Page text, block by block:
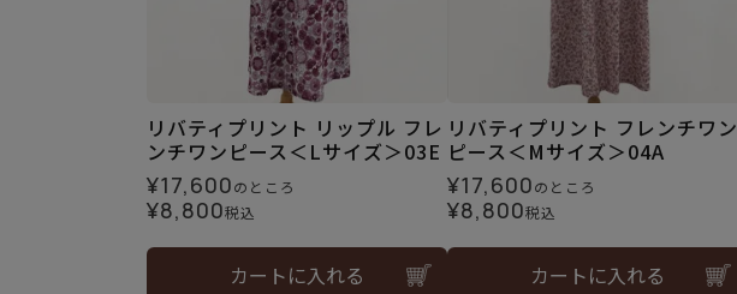
リバティプリント リップル フレ
ンチワンピース＜Lサイズ＞03E
¥17,600のところ
¥8,800税込
カートに入れる
リバティプリント フレンチワン
ピース＜Mサイズ＞04A
¥17,600のところ
¥8,800税込
カートに入れる